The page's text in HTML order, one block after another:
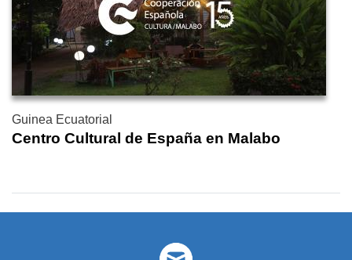
Guinea Ecuatorial
Centro Cultural de España en Malabo